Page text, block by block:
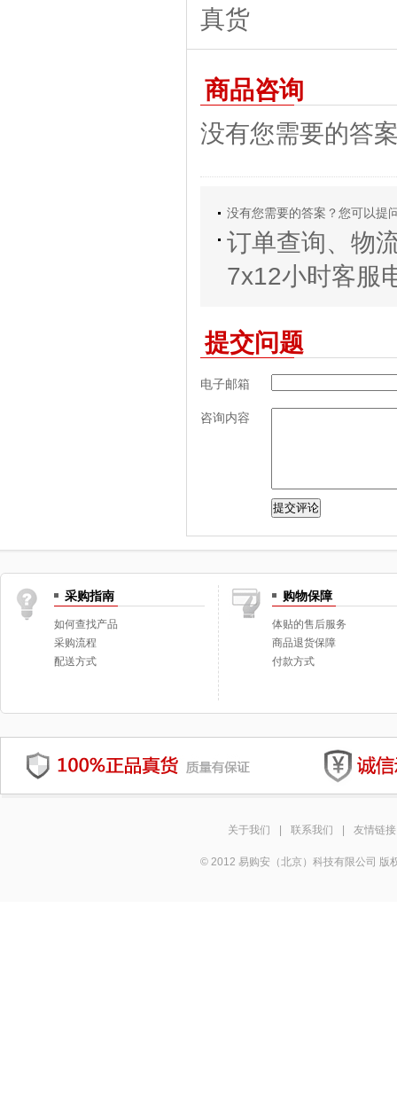
商品咨询
没有您需要的答
没有您需要的答案？您可以提
订单查询、物
7x12小时客服
提交问题
电子邮箱
咨询内容
采购指南
如何查找产品
采购流程
配送方式
购物保障
体贴的售后服务
商品退货保障
付款方式
关于我们 联系我们 友情链接
© 2012 易购安（北京）科技有限公司 版